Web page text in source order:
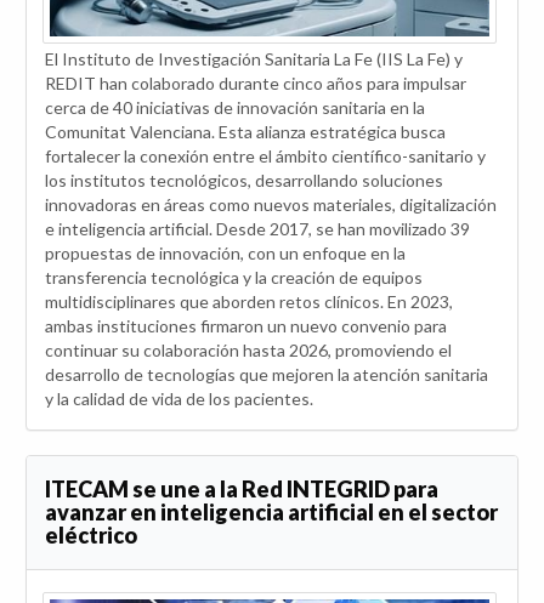
El Instituto de Investigación Sanitaria La Fe (IIS La Fe) y
REDIT han colaborado durante cinco años para impulsar
cerca de 40 iniciativas de innovación sanitaria en la
Comunitat Valenciana. Esta alianza estratégica busca
fortalecer la conexión entre el ámbito científico-sanitario y
los institutos tecnológicos, desarrollando soluciones
innovadoras en áreas como nuevos materiales, digitalización
e inteligencia artificial. Desde 2017, se han movilizado 39
propuestas de innovación, con un enfoque en la
transferencia tecnológica y la creación de equipos
multidisciplinares que aborden retos clínicos. En 2023,
ambas instituciones firmaron un nuevo convenio para
continuar su colaboración hasta 2026, promoviendo el
desarrollo de tecnologías que mejoren la atención sanitaria
y la calidad de vida de los pacientes.
ITECAM se une a la Red INTEGRID para
avanzar en inteligencia artificial en el sector
eléctrico